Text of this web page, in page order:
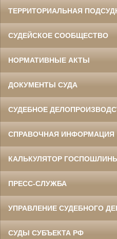
ТЕРРИТОРИАЛЬНАЯ
СУДЕЙСКОЕ СООБЩЕСТВО
НОРМАТИВНЫЕ АКТЫ
ДОКУМЕНТЫ СУДА
СУДЕБНОЕ
СПРАВОЧНАЯ ИНФОРМАЦИЯ
КАЛЬКУЛЯТОР
ПРЕСС-СЛУЖБА
УПРАВЛЕНИЕ СУДЕБНОГО
СУДЫ СУБЪЕКТА РФ